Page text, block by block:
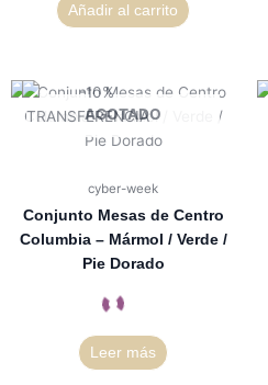
Añadir al carrito
AGOTADO
cyber-week
Conjunto Mesas de Centro
Columbia – Mármol / Verde /
Pie Dorado
Leer más